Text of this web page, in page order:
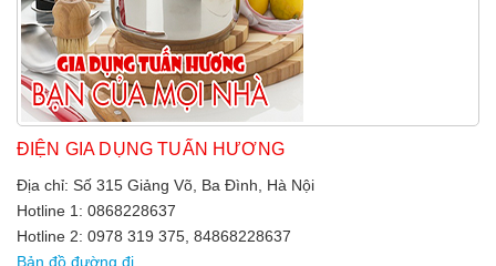
ĐIỆN GIA DỤNG TUẤN HƯƠNG
Địa chỉ: Số 315 Giảng Võ, Ba Đình, Hà Nội
Hotline 1: 0868228637
Hotline 2: 0978 319 375, 84868228637
Bản đồ đường đi